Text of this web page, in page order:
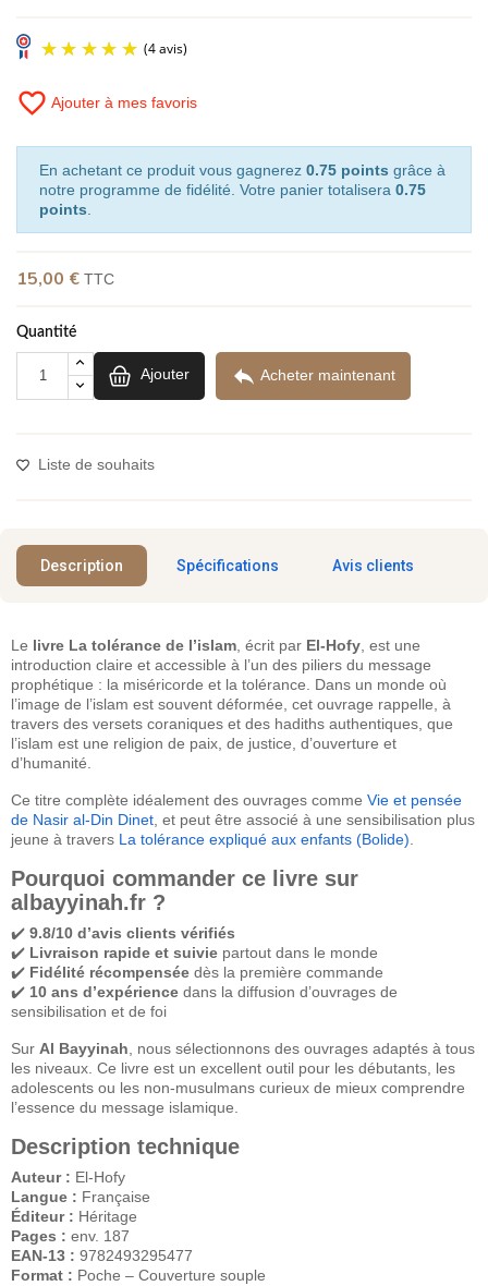
favorite_border Ajouter à mes favoris
En achetant ce produit vous gagnerez 0.75 points grâce à
notre programme de fidélité. Votre panier totalisera 0.75
points
15,00 € TTC
Quantité
Ajouter  Acheter maintenant
Liste de souhaits
Description Spécifications Avis clients
Le livre La tolérance de l’islam , écrit par El-Hofy , est une
introduction claire et accessible à l’un des piliers du message
prophétique : la miséricorde et la tolérance. Dans un monde où
l’image de l’islam est souvent déformée, cet ouvrage rappelle, à
travers des versets coraniques et des hadiths authentiques, que
l’islam est une religion de paix, de justice, d’ouverture et
d’humanité.
Ce titre complète idéalement des ouvrages comme Vie et pensée
de Nasir al-Din Dinet , et peut être associé à une sensibilisation plus
jeune à travers La tolérance expliqué aux enfants (Bolide)
Pourquoi commander ce livre sur
albayyinah.fr ?
✔️ 9.8/10 d’avis clients vérifiés
✔️ Livraison rapide et suivie partout dans le monde
✔️ Fidélité récompensée dès la première commande
✔️ 10 ans d’expérience dans la diffusion d’ouvrages de
sensibilisation et de foi
Sur Al Bayyinah , nous sélectionnons des ouvrages adaptés à tous
les niveaux. Ce livre est un excellent outil pour les débutants, les
adolescents ou les non-musulmans curieux de mieux comprendre
l’essence du message islamique.
Description technique
Auteur : El-Hofy
Langue : Française
Éditeur : Héritage
Pages : env. 187
EAN-13 : 9782493295477
Format : Poche – Couverture souple